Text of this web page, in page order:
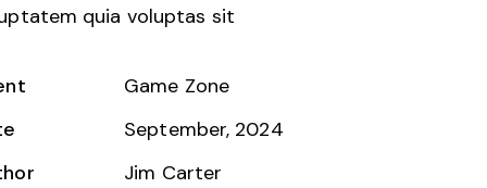
quia voluptas sit
Game Zone
September, 2024
Jim Carter